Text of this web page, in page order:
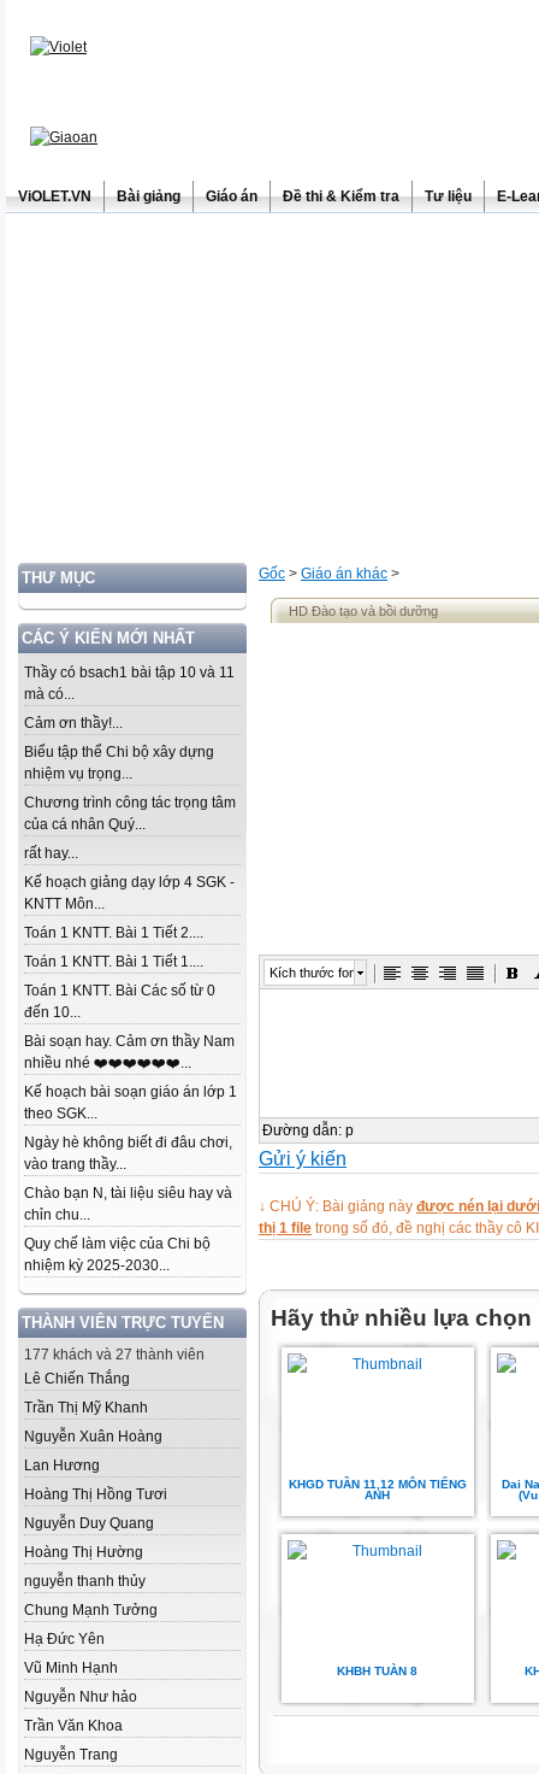
ViOLET.VN Bài giảng Giáo án Đề thi & Kiểm tra Tư liệu E-
THƯ MỤC
CÁC Ý KIẾN MỚI NHẤT
Thầy có bsach1 bài tập 10 và 11
mà có...
Cảm ơn thầy!...
Biểu tập thể Chi bộ xây dựng
nhiệm vụ trọng...
Chương trình công tác trọng tâm
của cá nhân Quý...
rất hay...
Kế hoạch giảng dạy lớp 4 SGK -
KNTT Môn...
Toán 1 KNTT. Bài 1 Tiết 2....
Toán 1 KNTT. Bài 1 Tiết 1....
Toán 1 KNTT. Bài Các số từ 0
đến 10...
Bài soạn hay. Cảm ơn thầy Nam
nhiều nhé ❤️❤️❤️❤️❤️❤️...
Kế hoạch bài soạn giáo án lớp 1
theo SGK...
Ngày hè không biết đi đâu chơi,
vào trang thầy...
Chào bạn N, tài liệu siêu hay và
chỉn chu...
Quy chế làm việc của Chi bộ
nhiệm kỳ 2025-2030...
THÀNH VIÊN TRỰC TUYẾN
177 khách và 27 thành viên
Lê Chiến Thắng
Trần Thị Mỹ Khanh
Nguyễn Xuân Hoàng
Lan Hương
Hoàng Thị Hồng Tươi
Nguyễn Duy Quang
Hoàng Thị Hường
nguyễn thanh thủy
Chung Mạnh Tưởng
Hạ Đức Yên
Vũ Minh Hạnh
Nguyễn Như hảo
Trần Văn Khoa
Nguyễn Trang
Gốc > Giáo án khác >
HD Đào tạo và bồi dưỡng
Kích thước font
Đường dẫn: p
Gửi ý kiến
↓ CHÚ Ý: Bài giảng này được nén lại
thị 1 file trong số đó, đề nghị các thầy cô
Hãy thử nhiều lựa chọn
KHGD TUẦN 11,12 MÔN TIẾNG
ANH
Dai
KHBH TUÀN 8